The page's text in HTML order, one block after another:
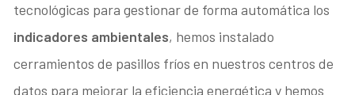
tecnológicas para gestionar de forma automática los
indicadores ambientales, hemos instalado
cerramientos de pasillos fríos en nuestros centros de
datos para mejorar la eficiencia energética y hemos